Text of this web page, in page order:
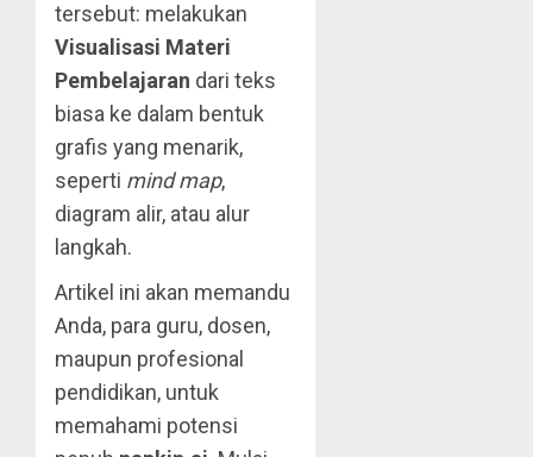
tersebut: melakukan
Visualisasi Materi
Pembelajaran dari teks
biasa ke dalam bentuk
grafis yang menarik,
seperti mind map,
diagram alir, atau alur
langkah.
Artikel ini akan memandu
Anda, para guru, dosen,
maupun profesional
pendidikan, untuk
memahami potensi